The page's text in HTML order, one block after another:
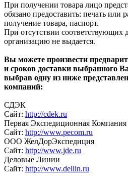
При получении товара лицо
обязано предоставить: печать или
получение товара, паспорт.
При отсутствии соответствующих
организацию не выдается.
Вы можете произвести
и сроков доставки выбранного
выбрав одну из ниже
компаний:
СДЭК
Сайт: http://cdek.ru
Первая Экспедиционная Компания
Сайт: http://www.pecom.ru
ООО ЖелДорЭкспедиция
Сайт: http://www.jde.ru
Деловые Линии
Сайт: http://www.dellin.ru